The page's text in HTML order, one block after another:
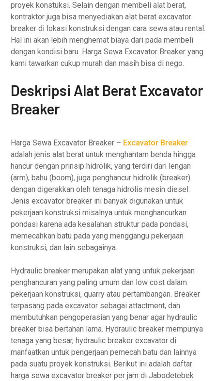
proyek konstuksi. Selain dengan membeli alat berat,
kontraktor juga bisa menyediakan alat berat excavator
breaker di lokasi konstruksi dengan cara sewa atau rental.
Hal ini akan lebih menghemat biaya dari pada membeli
dengan kondisi baru. Harga Sewa Excavator Breaker yang
kami tawarkan cukup murah dan masih bisa di nego.
Deskripsi Alat Berat Excavator
Breaker
Harga Sewa Excavator Breaker – Excavator Breaker
adalah jenis alat berat untuk menghantam benda hingga
hancur dengan prinsip hidrolik, yang terdiri dari lengan
(arm), bahu (boom), juga penghancur hidrolik (breaker)
dengan digerakkan oleh tenaga hidrolis mesin diesel.
Jenis excavator breaker ini banyak digunakan untuk
pekerjaan konstruksi misalnya untuk menghancurkan
pondasi karena ada kesalahan struktur pada pondasi,
memecahkan batu pada yang menggangu pekerjaan
konstruksi, dan lain sebagainya.
Hydraulic breaker merupakan alat yang untuk pekerjaan
penghancuran yang paling umum dan low cost dalam
pekerjaan konstruksi, quarry atau pertambangan. Breaker
terpasang pada excavator sebagai attactment, dan
membutuhkan pengoperasian yang benar agar hydraulic
breaker bisa bertahan lama. Hydraulic breaker mempunya
tenaga yang besar, hydraulic breaker excavator di
manfaatkan untuk pengerjaan pemecah batu dan lainnya
pada suatu proyek konstruksi. Berikut ini adalah daftar
harga sewa excavator breaker per jam di Jabodetebek